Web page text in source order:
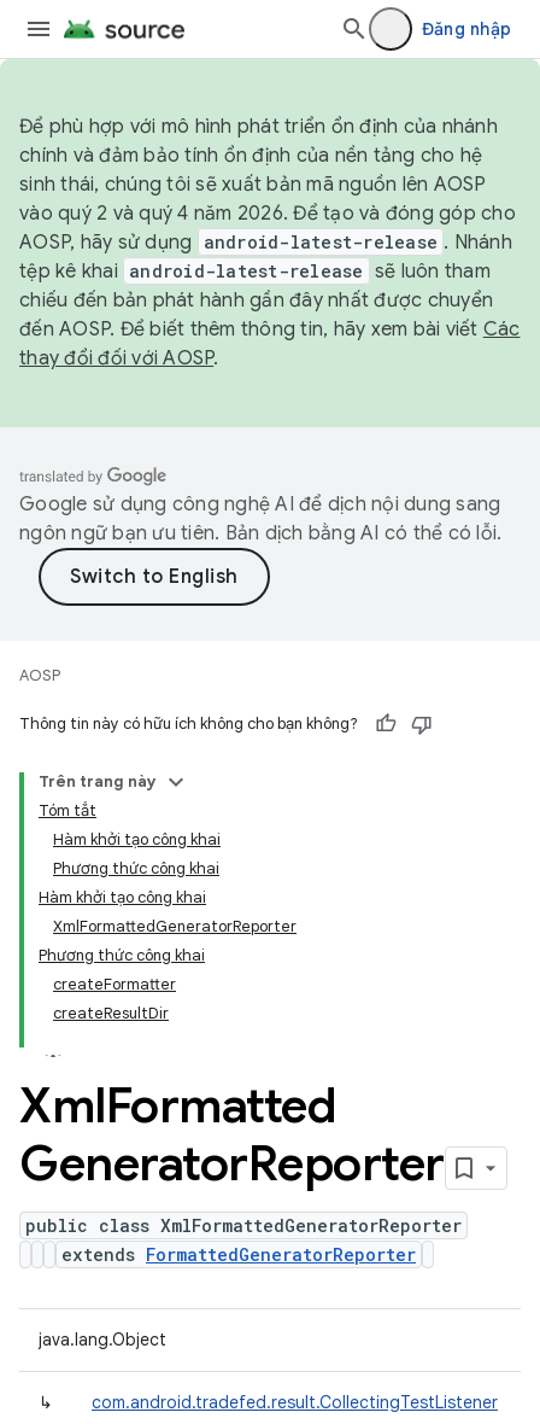
Đăng nhập
Để phù hợp với mô hình phát triển ổn định của nhánh
chính và đảm bảo tính ổn định của nền tảng cho hệ
sinh thái, chúng tôi sẽ xuất bản mã nguồn lên AOSP
vào quý 2 và quý 4 năm 2026. Để tạo và đóng góp cho
AOSP, hãy sử dụng
android-latest-release . Nhánh
tệp kê khai android-latest-release sẽ luôn tham
chiếu đến bản phát hành gần đây nhất được chuyển
đến AOSP. Để biết thêm thông tin, hãy xem bài viết Các
thay đổi đối với AOSP.
Google sử dụng công nghệ AI để dịch nội dung sang
ngôn ngữ bạn ưu tiên. Bản dịch bằng AI có thể có lỗi.
AOSP
Thông tin này có hữu ích không cho bạn không?
Trên trang này
Tóm tắt
Hàm khởi tạo công khai
Phương thức công khai
Hàm khởi tạo công khai
XmlFormattedGeneratorReporter
Phương thức công khai
createFormatter
createResultDir
XmlFormatted
GeneratorReporter
public class XmlFormattedGeneratorReporter
extends FormattedGeneratorReporter
java.lang.Object
↳ com.android.tradefed.result.CollectingTestListener